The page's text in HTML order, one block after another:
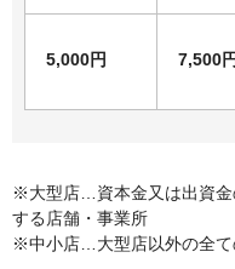
5,000円 7,500円
※大型店…資本金又は出資金
する店舗・事業所
※中小店…大型店以外の全て